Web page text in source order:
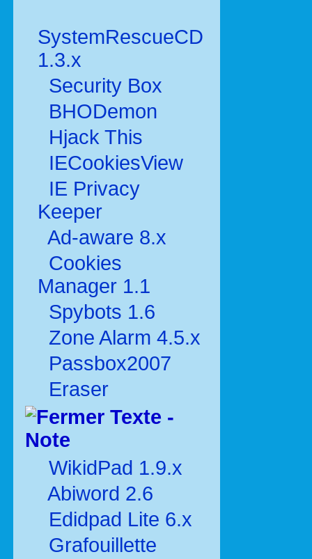
SystemRescueCD
1.3.x
Security Box
BHODemon
Hjack This
IECookiesView
IE Privacy
Keeper
Ad-aware 8.x
Cookies
Manager 1.1
Spybots 1.6
Zone Alarm 4.5.x
Passbox2007
Eraser
Texte -
Note
WikidPad 1.9.x
Abiword 2.6
Edidpad Lite 6.x
Grafouillette